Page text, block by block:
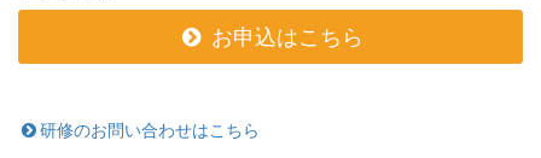
お申込はこちら
研修のお問い合わせはこちら